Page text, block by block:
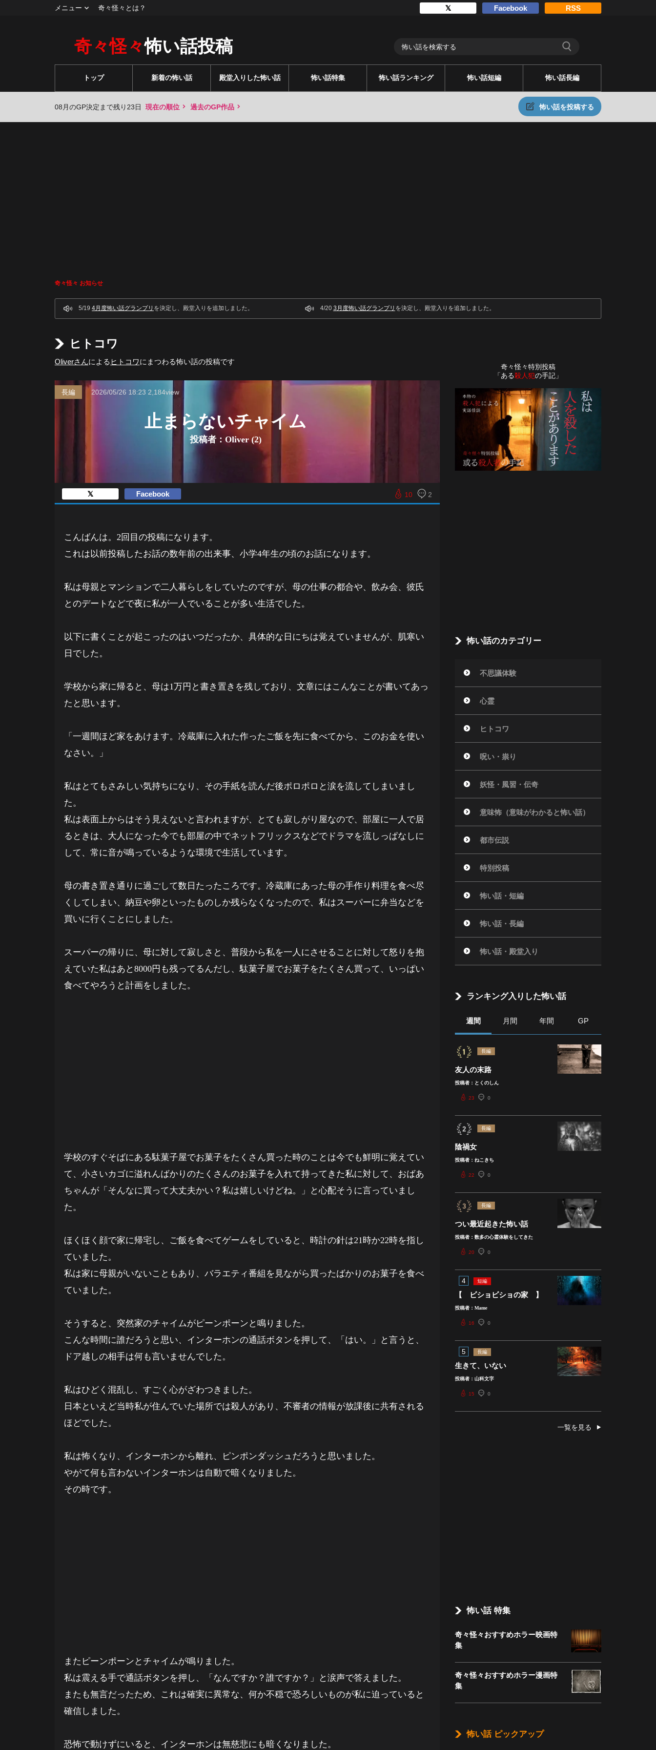
メニュー 奇々怪々とは？ 𝕏 Facebook RSS
奇々怪々怖い話投稿
トップ 新着の怖い話 殿堂入りした怖い話 怖い話特集 怖い話ランキング 怖い話短編 怖い話長編
08月のGP決定まで残り23日 現在の順位 過去のGP作品 怖い話を投稿する
奇々怪々 お知らせ
5/19 4月度怖い話グランプリ を決定し、殿堂入りを追加しました。 4/20 3月度怖い話グランプリ を決定し、殿堂入りを追加しました。
奇々怪々特別投稿
「ある殺人犯の手記」
怖い話のカテゴリー
不思議体験
心霊
ヒトコワ
呪い・祟り
妖怪・風習・伝奇
意味怖（意味がわかると怖い話）
都市伝説
特別投稿
怖い話・短編
怖い話・長編
怖い話・殿堂入り
ランキング入りした怖い話
週間 月間 年間 GP
長編
友人の末路
投稿者：とくのしん
23 0
長編
陰禍女
投稿者：ねこきち
22 0
長編
つい最近起きた怖い話
投稿者：数多の心霊体験をしてきた
20 0
4 短編
【 ビショビショの家 】
投稿者：Mame
16 0
5 長編
生きて、いない
投稿者：山科文字
15 0
一覧を見る
怖い話 特集
奇々怪々おすすめホラー映画特
集
奇々怪々おすすめホラー漫画特
集
怖い話 ピックアップ
ヒトコワ
Oliverさんによる ヒトコワにまつわる怖い話の投稿です
止まらないチャイム
投稿者：Oliver (2)
長編 2026/05/26 18:23 2,184view
10 2
𝕏 Facebook
こんばんは。2回目の投稿になります。
これは以前投稿したお話の数年前の出来事、小学4年生の頃のお話になります。
私は母親とマンションで二人暮らしをしていたのですが、母の仕事の都合や、飲み会、彼氏
とのデートなどで夜に私が一人でいることが多い生活でした。
以下に書くことが起こったのはいつだったか、具体的な日にちは覚えていませんが、肌寒い
日でした。
学校から家に帰ると、母は1万円と書き置きを残しており、文章にはこんなことが書いてあっ
たと思います。
「一週間ほど家をあけます。冷蔵庫に入れた作ったご飯を先に食べてから、このお金を使い
なさい。」
私はとてもさみしい気持ちになり、その手紙を読んだ後ポロポロと涙を流してしまいまし
た。
私は表面上からはそう見えないと言われますが、とても寂しがり屋なので、部屋に一人で居
るときは、大人になった今でも部屋の中でネットフリックスなどでドラマを流しっぱなしに
して、常に音が鳴っているような環境で生活しています。
母の書き置き通りに過ごして数日たったころです。冷蔵庫にあった母の手作り料理を食べ尽
くしてしまい、納豆や卵といったものしか残らなくなったので、私はスーパーに弁当などを
買いに行くことにしました。
スーパーの帰りに、母に対して寂しさと、普段から私を一人にさせることに対して怒りを抱
えていた私はあと8000円も残ってるんだし、駄菓子屋でお菓子をたくさん買って、いっぱい
食べてやろうと計画をしました。
学校のすぐそばにある駄菓子屋でお菓子をたくさん買った時のことは今でも鮮明に覚えてい
て、小さいカゴに溢れんばかりのたくさんのお菓子を入れて持ってきた私に対して、おばあ
ちゃんが「そんなに買って大丈夫かい？私は嬉しいけどね。」と心配そうに言っていまし
た。
ほくほく顔で家に帰宅し、ご飯を食べてゲームをしていると、時計の針は21時か22時を指し
ていました。
私は家に母親がいないこともあり、バラエティ番組を見ながら買ったばかりのお菓子を食べ
ていました。
そうすると、突然家のチャイムがピーンポーンと鳴りました。
こんな時間に誰だろうと思い、インターホンの通話ボタンを押して、「はい。」と言うと、
ドア越しの相手は何も言いませんでした。
私はひどく混乱し、すごく心がざわつきました。
日本といえど当時私が住んでいた場所では殺人があり、不審者の情報が放課後に共有される
ほどでした。
私は怖くなり、インターホンから離れ、ピンポンダッシュだろうと思いました。
やがて何も言わないインターホンは自動で暗くなりました。
その時です。
またピーンポーンとチャイムが鳴りました。
私は震える手で通話ボタンを押し、「なんですか？誰ですか？」と涙声で答えました。
またも無言だったため、これは確実に異常な、何か不穏で恐ろしいものが私に迫っていると
確信しました。
恐怖で動けずにいると、インターホンは無慈悲にも暗くなりました。